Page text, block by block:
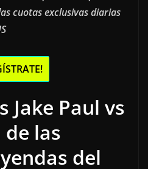
cuotas exclusivas diarias
Jake Paul vs
de las
del